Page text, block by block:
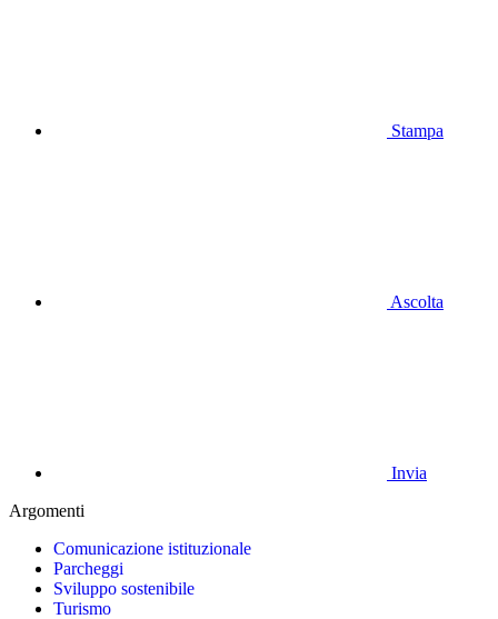
Stampa
Ascolta
Invia
Argomenti
Comunicazione istituzionale
Parcheggi
Sviluppo sostenibile
Turismo